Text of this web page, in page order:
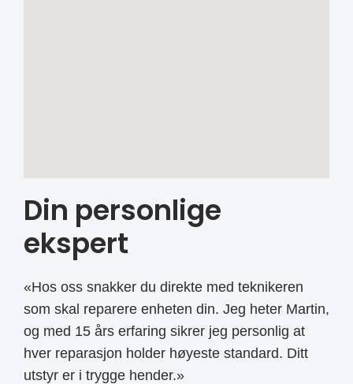
Din personlige
ekspert
«Hos oss snakker du direkte med teknikeren
som skal reparere enheten din. Jeg heter Martin,
og med 15 års erfaring sikrer jeg personlig at
hver reparasjon holder høyeste standard. Ditt
utstyr er i trygge hender.»